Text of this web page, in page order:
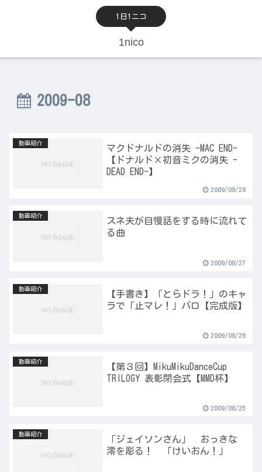
1日1ニコ
1nico
2009-08
動画紹介
マクドナルドの消失 -MAC END-
【ドナルド×初音ミクの消失 -
DEAD END-】
2009/08/28
動画紹介
スネ夫が自慢話をする時に流れて
る曲
2009/08/27
動画紹介
【手書き】「とらドラ！」のキャ
ラで「止マレ！」パロ【完成版】
2009/08/26
動画紹介
【第３回】MikuMikuDanceCup
TRILOGY 表彰閉会式【MMD杯】
2009/08/25
動画紹介
「ジェイソンさん」 おっきな
澪を彫る！ 「けいおん！」